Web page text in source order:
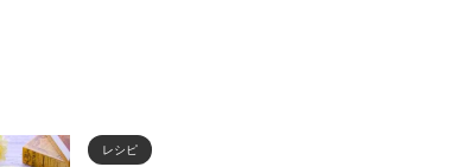
レシピ